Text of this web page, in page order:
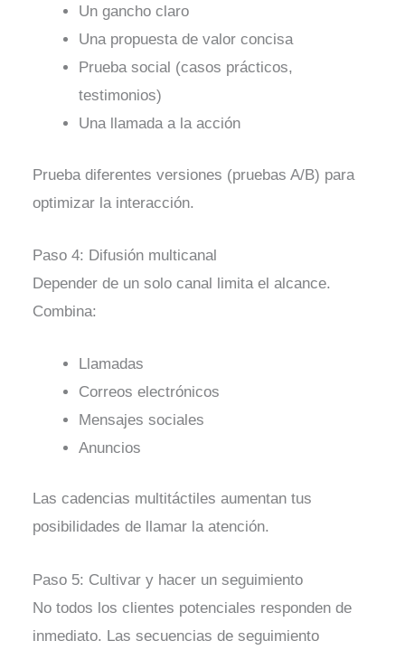
Un gancho claro
Una propuesta de valor concisa
Prueba social (casos prácticos,
testimonios)
Una llamada a la acción
Prueba diferentes versiones (pruebas A/B) para
optimizar la interacción.
Paso 4: Difusión multicanal
Depender de un solo canal limita el alcance.
Combina:
Llamadas
Correos electrónicos
Mensajes sociales
Anuncios
Las cadencias multitáctiles aumentan tus
posibilidades de llamar la atención.
Paso 5: Cultivar y hacer un seguimiento
No todos los clientes potenciales responden de
inmediato. Las secuencias de seguimiento